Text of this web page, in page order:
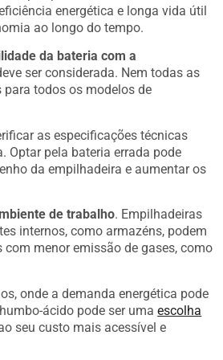
energética e longa vida útil
ao longo do tempo.
da bateria com a
ser considerada. Nem todas as
todos os modelos de
as especificações técnicas
Optar pela bateria errada pode
da empilhadeira e aumentar os
de trabalho. Empilhadeiras
internos, como armazéns, podem
com menor emissão de gases, como
onde a demanda energética pode
ácido pode ser umaescolha
seu custo mais acessível e